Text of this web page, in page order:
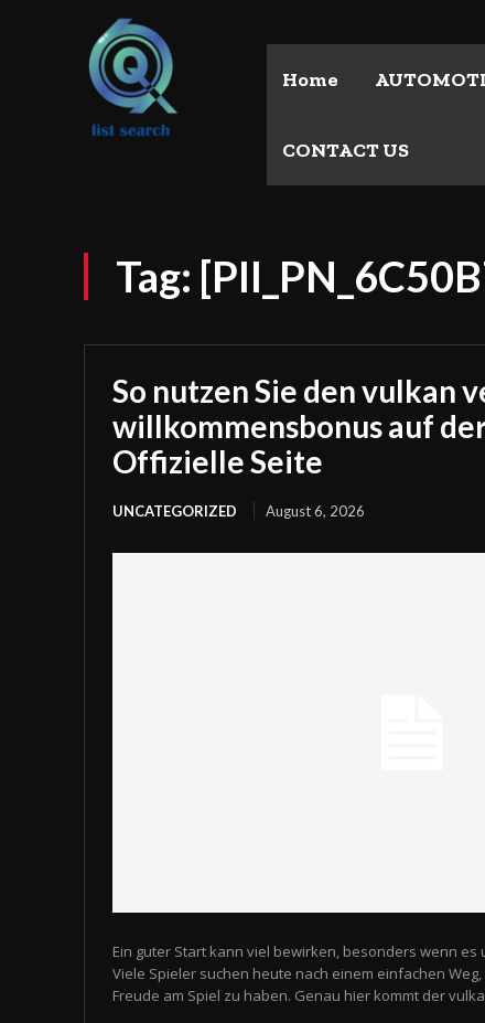
Home
CONTACT US
Tag:
So nutzen Sie den vulkan
willkommensbonus auf
Offizielle Seite
UNCATEGORIZED August 6, 2026
Ein guter Start kann viel bewirken, besonders wenn es
Viele Spieler suchen heute nach einem einfachen
Freude am Spiel zu haben. Genau hier kommt der